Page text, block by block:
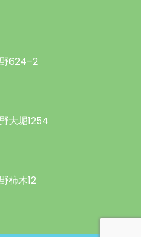
624–2
大堀1254
柿木12